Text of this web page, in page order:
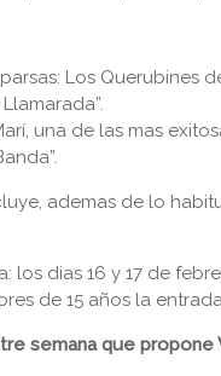
Los Querubines
una de las mas
ademas de lo
los dias 16 y 17 de
de 15 años la
semana que propone